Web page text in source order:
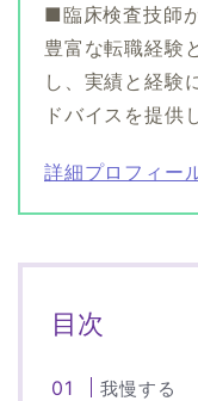
■臨床検査技師
豊富な転職経験
し、実績と経験
ドバイスを提供
詳細プロフィー
目次
我慢する